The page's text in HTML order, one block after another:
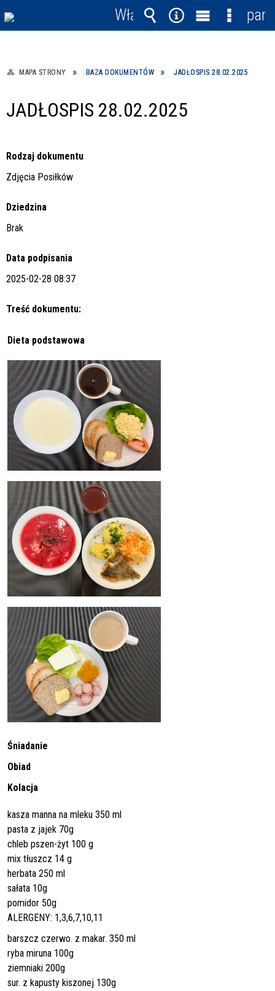
MAPA STRONY BAZA DOKUMENTÓW JADŁOSPIS 28.02.2025
JADŁOSPIS 28.02.2025
Rodzaj dokumentu
Zdjęcia Posiłków
Dziedzina
Brak
Data podpisania
2025-02-28 08:37
Treść dokumentu:
Dieta podstawowa
Śniadanie
Obiad
Kolacja
kasza manna na mleku 350 ml
pasta z jajek 70g
chleb pszen-żyt 100 g
mix tłuszcz 14 g
herbata 250 ml
sałata 10g
pomidor 50g
ALERGENY: 1,3,6,7,10,11
barszcz czerwo. z makar. 350 ml
ryba miruna 100g
ziemniaki 200g
sur. z kapusty kiszonej 130g
Włącz
powiadomienia
Wyszukiwarka
Narzędzia
MenuMenu